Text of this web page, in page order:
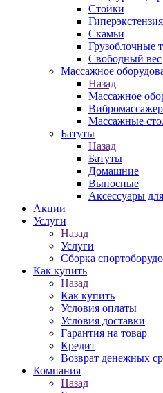
Стойки
Гиперэкстензия
Скамьи
Грузоблочные
Свободный вес
Массажное
Назад
Массажное
Массажные
Батуты
Назад
Батуты
Домашние
Выносные
Аксессуары
Акции
Услуги
Назад
Услуги
Сборка
Как купить
Назад
Как купить
Условия оплаты
Условия доставки
Гарантия на товар
Кредит
Возврат денежных
Компания
Назад